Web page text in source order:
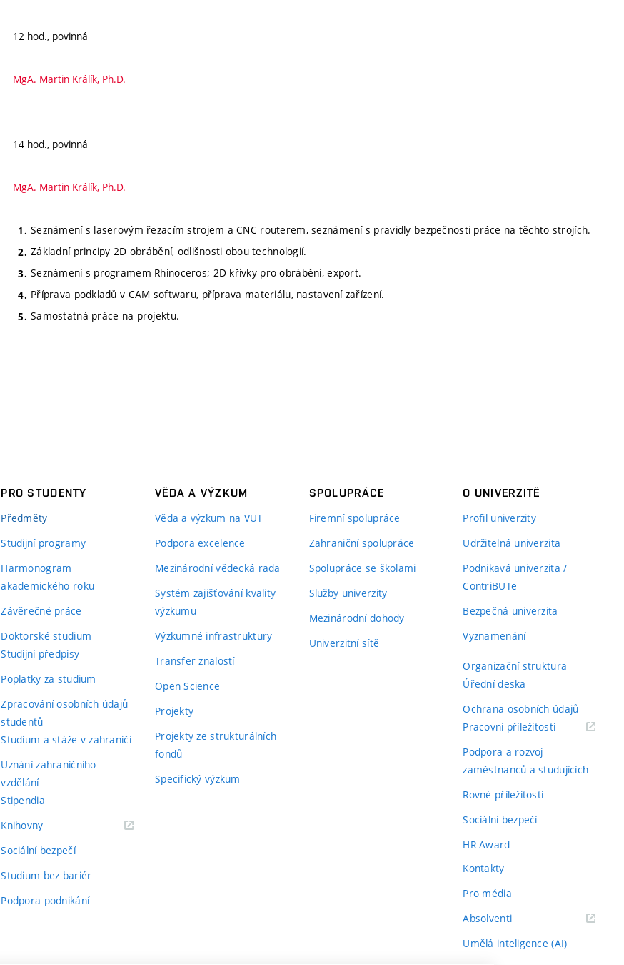
12 hod., povinná
MgA. Martin Králík, Ph.D.
14 hod., povinná
MgA. Martin Králík, Ph.D.
Seznámení s laserovým řezacím strojem a CNC routerem, seznámení s pravidly bezpečnosti práce na těchto strojích.
Základní principy 2D obrábění, odlišnosti obou technologií.
Seznámení s programem Rhinoceros; 2D křivky pro obrábění, export.
Příprava podkladů v CAM softwaru, příprava materiálu, nastavení zařízení.
Samostatná práce na projektu.
PRO STUDENTY
Předměty
Studijní programy
Harmonogram
akademického roku
Závěrečné práce
Doktorské studium
Studijní předpisy
Poplatky za studium
Zpracování osobních údajů
studentů
Studium a stáže v zahraničí
Uznání zahraničního
vzdělání
Stipendia
Knihovny(externí
Sociální bezpečí
Studium bez bariér
Podpora podnikání
VĚDA A VÝZKUM
Věda a výzkum na VUT
Podpora excelence
Mezinárodní vědecká rada
Systém zajišťování kvality
výzkumu
Výzkumné infrastruktury
Transfer znalostí
Open Science
Projekty
Projekty ze strukturálních
fondů
Specifický výzkum
SPOLUPRÁCE
Firemní spolupráce
Zahraniční spolupráce
Spolupráce se školami
Služby univerzity
Mezinárodní dohody
Univerzitní sítě
O UNIVERZITĚ
Profil univerzity
Udržitelná univerzita
Podnikavá univerzita /
ContriBUTe
Bezpečná univerzita
Vyznamenání
Organizační struktura
Úřední deska
Ochrana osobních údajů
Pracovní příležitosti(externí
Podpora a rozvoj
zaměstnanců a studujících
Rovné příležitosti
Sociální bezpečí
HR Award
Kontakty
Pro média
Absolventi(externí
Umělá inteligence (AI)